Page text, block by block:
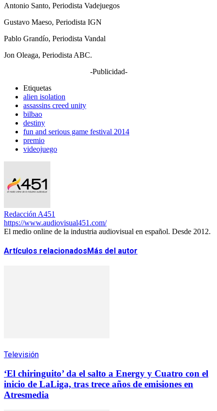
Antonio Santo, Periodista Vadejuegos
Gustavo Maeso, Periodista IGN
Pablo Grandío, Periodista Vandal
Jon Oleaga, Periodista ABC.
-Publicidad-
Etiquetas
alien isolation
assassins creed unity
bilbao
destiny
fun and serious game festival 2014
premio
videojuego
Redacción A451
https://www.audiovisual451.com/
El medio online de la industria audiovisual en español. Desde 2012.
Artículos relacionadosMás del autor
Televisión
‘El chiringuito’ da el salto a Energy y Cuatro con el
inicio de LaLiga, tras trece años de emisiones en
Atresmedia